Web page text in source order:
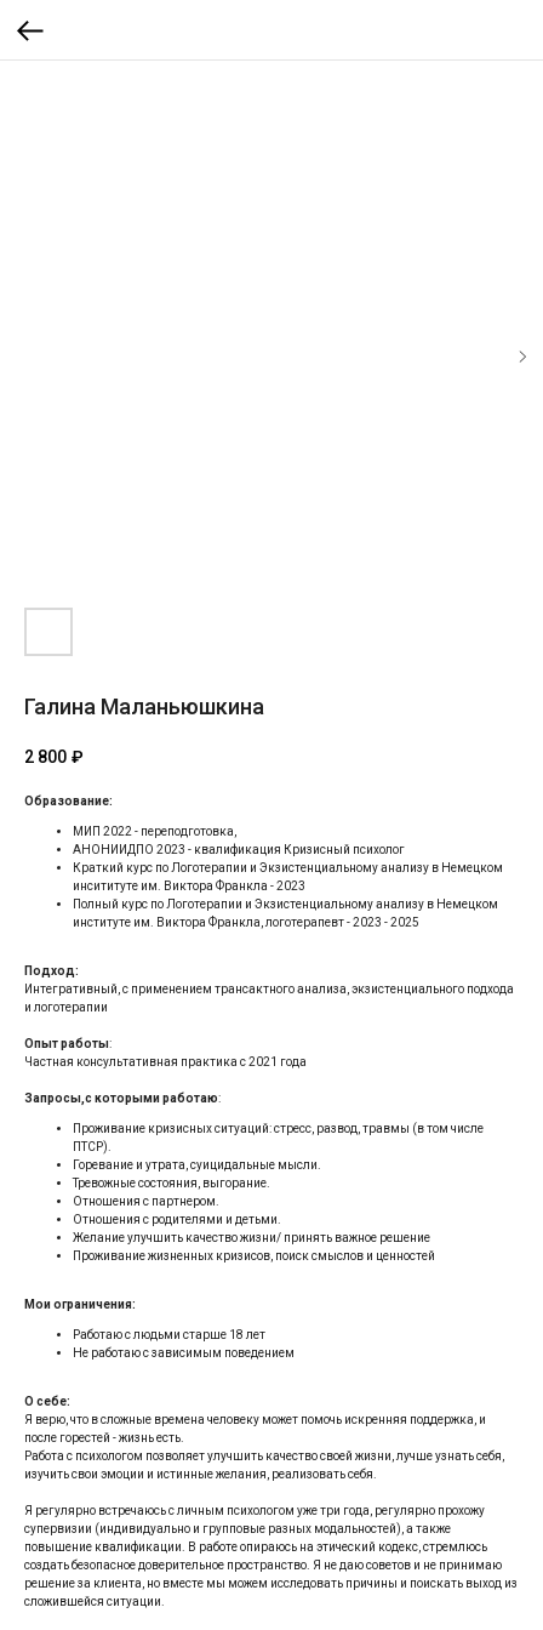
Галина Маланьюшкина
2 800 ₽
Образование:
МИП 2022 - переподготовка,
АНОНИИДПО 2023 - квалификация Кризисный психолог
Краткий курс по Логотерапии и Экзистенциальному анализу в Немецком
инсититуте им. Виктора Франкла - 2023
Полный курс по Логотерапии и Экзистенциальному анализу в Немецком
институте им. Виктора Франкла, логотерапевт - 2023 - 2025
Подход:
Интегративный, с применением трансактного анализа, экзистенциального подхода
и логотерапии
Опыт работы:
Частная консультативная практика с 2021 года
Запросы,с которыми работаю:
Проживание кризисных ситуаций: стресс, развод, травмы (в том числе
ПТСР).
Горевание и утрата, суицидальные мысли.
Тревожные состояния, выгорание.
Отношения с партнером.
Отношения с родителями и детьми.
Желание улучшить качество жизни/ принять важное решение
Проживание жизненных кризисов, поиск смыслов и ценностей
Мои ограничения:
Работаю с людьми старше 18 лет
Не работаю с зависимым поведением
О себе:
Я верю, что в сложные времена человеку может помочь искренняя поддержка, и
после горестей - жизнь есть.
Работа с психологом позволяет улучшить качество своей жизни, лучше узнать себя,
изучить свои эмоции и истинные желания, реализовать себя.
Я регулярно встречаюсь с личным психологом уже три года, регулярно прохожу
супервизии (индивидуально и групповые разных модальностей), а также
повышение квалификации. В работе опираюсь на этический кодекс, стремлюсь
создать безопасное доверительное пространство. Я не даю советов и не принимаю
решение за клиента, но вместе мы можем исследовать причины и поискать выход из
сложившейся ситуации.